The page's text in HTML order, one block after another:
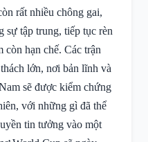
rất nhiều chông gai,
tập trung, tiếp tục rèn
còn hạn chế. Các trận
lớn, nơi bản lĩnh và
sẽ được kiểm chứng
với những gì đã thể
tin tưởng vào một